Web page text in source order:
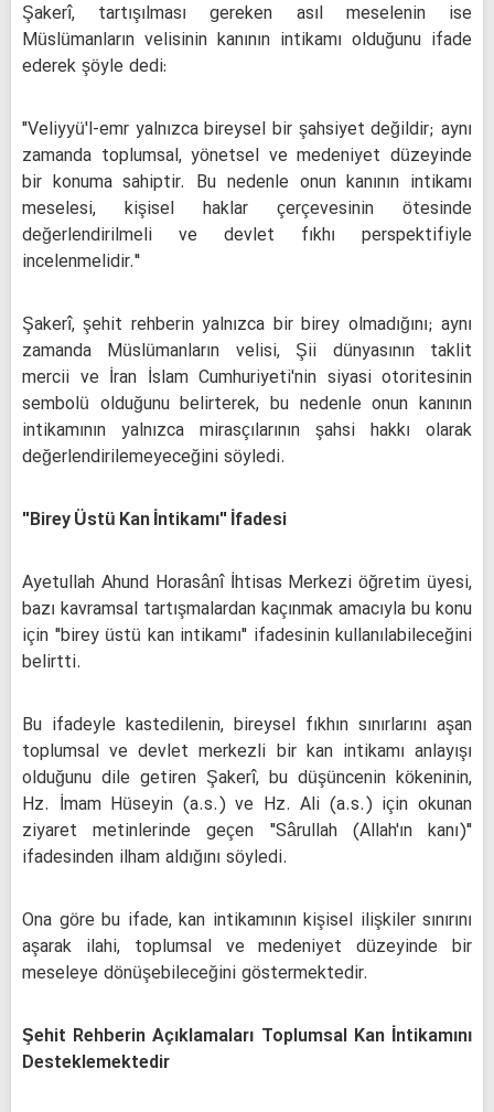
Şakerî, tartışılması gereken asıl meselenin ise
Müslümanların velisinin kanının intikamı olduğunu ifade
ederek şöyle dedi:
"Veliyyü'l-emr yalnızca bireysel bir şahsiyet değildir; aynı
zamanda toplumsal, yönetsel ve medeniyet düzeyinde
bir konuma sahiptir. Bu nedenle onun kanının intikamı
meselesi, kişisel haklar çerçevesinin ötesinde
değerlendirilmeli ve devlet fıkhı perspektifiyle
incelenmelidir."
Şakerî, şehit rehberin yalnızca bir birey olmadığını; aynı
zamanda Müslümanların velisi, Şii dünyasının taklit
mercii ve İran İslam Cumhuriyeti'nin siyasi otoritesinin
sembolü olduğunu belirterek, bu nedenle onun kanının
intikamının yalnızca mirasçılarının şahsi hakkı olarak
değerlendirilemeyeceğini söyledi.
"Birey Üstü Kan İntikamı" İfadesi
Ayetullah Ahund Horasânî İhtisas Merkezi öğretim üyesi,
bazı kavramsal tartışmalardan kaçınmak amacıyla bu konu
için "birey üstü kan intikamı" ifadesinin kullanılabileceğini
belirtti.
Bu ifadeyle kastedilenin, bireysel fıkhın sınırlarını aşan
toplumsal ve devlet merkezli bir kan intikamı anlayışı
olduğunu dile getiren Şakerî, bu düşüncenin kökeninin,
Hz. İmam Hüseyin (a.s.) ve Hz. Ali (a.s.) için okunan
ziyaret metinlerinde geçen "Sârullah (Allah'ın kanı)"
ifadesinden ilham aldığını söyledi.
Ona göre bu ifade, kan intikamının kişisel ilişkiler sınırını
aşarak ilahi, toplumsal ve medeniyet düzeyinde bir
meseleye dönüşebileceğini göstermektedir.
Şehit Rehberin Açıklamaları Toplumsal Kan İntikamını
Desteklemektedir